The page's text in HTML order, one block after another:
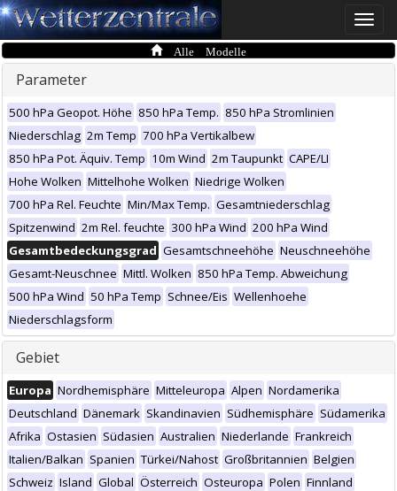
Toggle
Alle Modelle
Parameter
500 hPa Geopot. Höhe 850 hPa Temp. 850 hPa Stromlinien
Niederschlag 2m Temp 700 hPa Vertikalbew
850 hPa Pot. Äquiv. Temp 10m Wind 2m Taupunkt CAPE/LI
Hohe Wolken Mittelhohe Wolken Niedrige Wolken
700 hPa Rel. Feuchte Min/Max Temp. Gesamtniederschlag
Spitzenwind 2m Rel. feuchte 300 hPa Wind 200 hPa Wind
Gesamtbedeckungsgrad Gesamtschneehöhe Neuschneehöhe
Gesamt-Neuschnee Mittl. Wolken 850 hPa Temp. Abweichung
500 hPa Wind 50 hPa Temp Schnee/Eis Wellenhoehe
Niederschlagsform
Gebiet
Europa Nordhemisphäre Mitteleuropa Alpen Nordamerika
Deutschland Dänemark Skandinavien Südhemisphäre Südamerika
Afrika Ostasien Südasien Australien Niederlande Frankreich
Italien/Balkan Spanien Türkei/Nahost Großbritannien Belgien
Schweiz Island Global Österreich Osteuropa Polen Finnland